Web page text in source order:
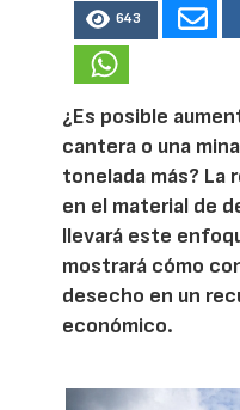
643
¿Es posible
cantera o una
tonelada más? La
en el material de
llevará este
mostrará cómo
desecho en un
económico.